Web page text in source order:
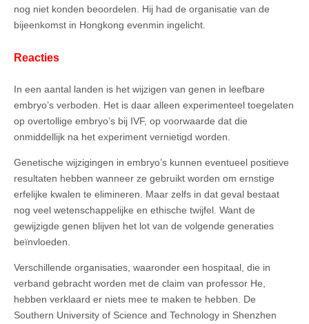
nog niet konden beoordelen. Hij had de organisatie van de
bijeenkomst in Hongkong evenmin ingelicht.
Reacties
In een aantal landen is het wijzigen van genen in leefbare
embryo’s verboden. Het is daar alleen experimenteel toegelaten
op overtollige embryo’s bij IVF, op voorwaarde dat die
onmiddellijk na het experiment vernietigd worden.
Genetische wijzigingen in embryo’s kunnen eventueel positieve
resultaten hebben wanneer ze gebruikt worden om ernstige
erfelijke kwalen te elimineren. Maar zelfs in dat geval bestaat
nog veel wetenschappelijke en ethische twijfel. Want de
gewijzigde genen blijven het lot van de volgende generaties
beïnvloeden.
Verschillende organisaties, waaronder een hospitaal, die in
verband gebracht worden met de claim van professor He,
hebben verklaard er niets mee te maken te hebben. De
Southern University of Science and Technology in Shenzhen